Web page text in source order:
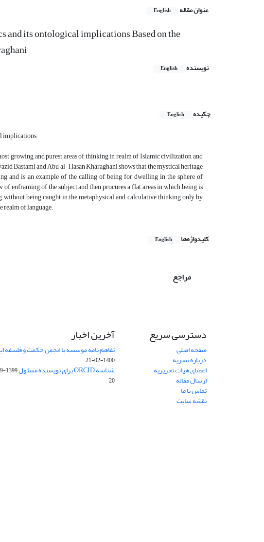
عنوان مقاله English
and its ontological implications Based on the
نویسنده English
چکیده
English
implications
growing and purest areas of thinking in realm of Islamic civilization and
Bastami and Abu al-Hasan Kharaghani shows that the mystical heritage
and is an example of the calling of being for dwelling in the sphere of
enframing of the subject and then procures a flat areas in which being is
being caught in the metaphysical and calculative thinking only by
realm of language.
کلیدواژه‌ها English
مراجع
دسترسی سریع
صفحه اصلی
درباره نشریه
اعضای هیات تحریریه
ارسال مقاله
تماس با ما
نقشه سایت
آخرین اخبار
تفاهم نامه موسسه با انجمن حکمت و فلسفه
1400-02-21
شناسه ORCID برای نویسنده مسئول
20